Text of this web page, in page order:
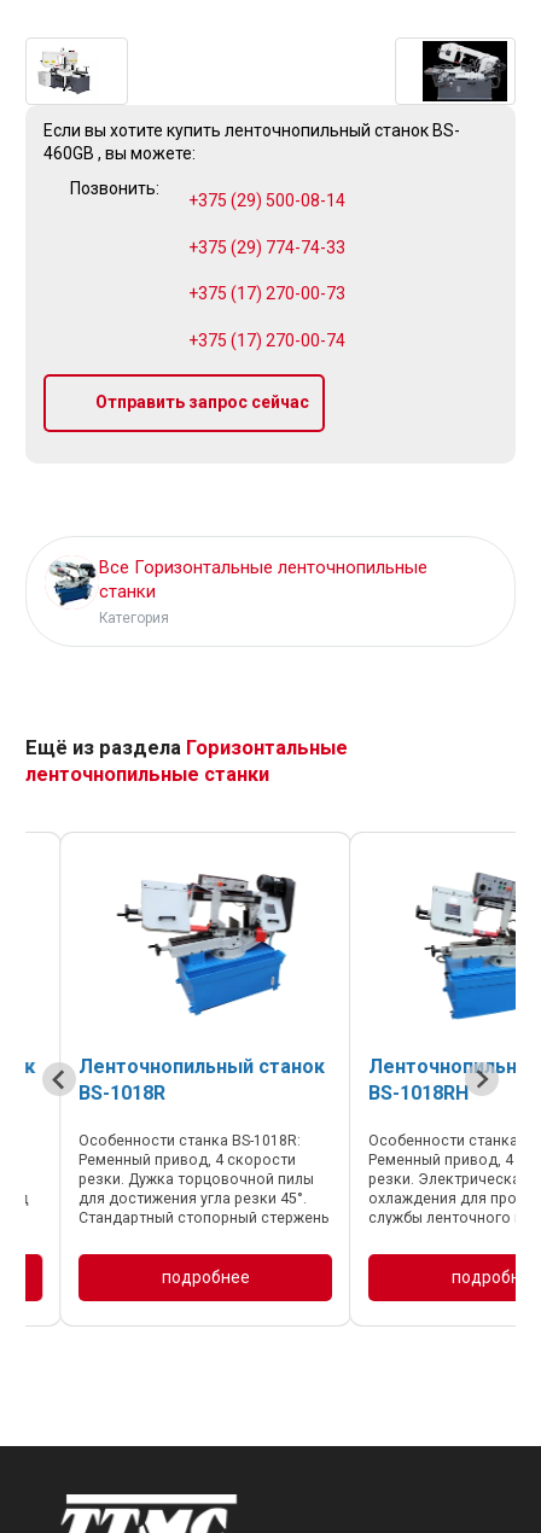
Если вы хотите купить ленточнопильный станок BS-
460GB , вы можете:
Позвонить:
+375 (29) 500-08-14
+375 (29) 774-74-33
+375 (17) 270-00-73
+375 (17) 270-00-74
Отправить запрос сейчас
Все Горизонтальные ленточнопильные
станки
Категория
Ещё из раздела Горизонтальные
ленточнопильные станки
Ленточнопильный станок
BS-1018R
Особенности станка BS-1018R:
Ременный привод, 4 скорости
резки. Дужка торцовочной пилы
для достижения угла резки 45°.
Стандартный стопорный стержень
Система подачи СОЖ для
максимальной эффективности
резки. Технические ...
подробнее
Ленточнопильный
BS-1018RH
Особенности станка BS-
Ременный привод, 4
резки. Электрическая
охлаждения для
службы ленточного
контролируемого спуска,
регулируемая скорость
Гидравлические ...
подробнее